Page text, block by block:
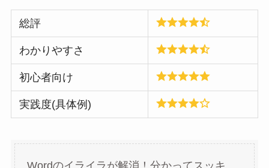
総評
わかりやすさ
初心者向け
実践度(具体例)
Wordのイライラが解消！分かってスッキ